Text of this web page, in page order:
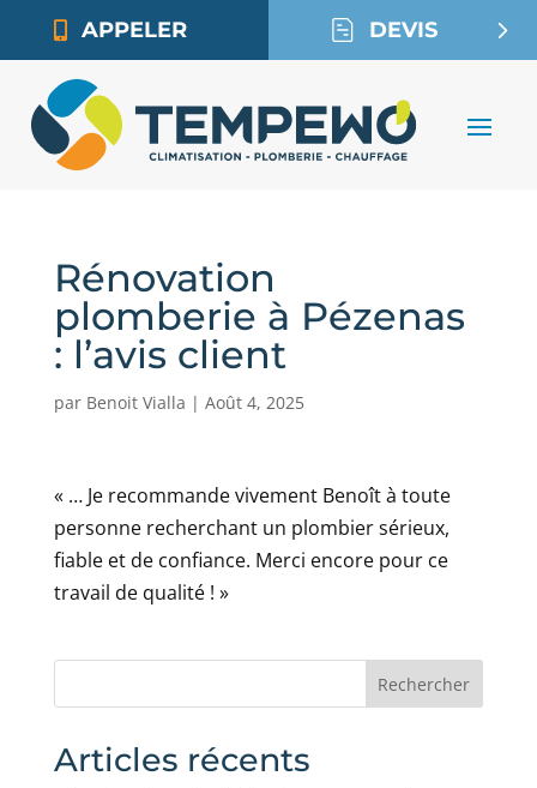
APPELER DEVIS
Rénovation
plomberie à Pézenas
: l’avis client
par Benoit Vialla | Août 4, 2025
« … Je recommande vivement Benoît à toute
personne recherchant un plombier sérieux,
fiable et de confiance. Merci encore pour ce
travail de qualité ! »
Rechercher
Articles récents